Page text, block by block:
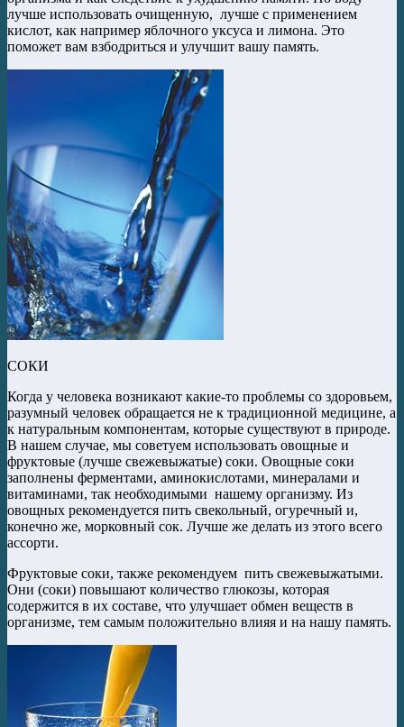
лучше использовать очищенную, лучше с применением
кислот, как например яблочного уксуса и лимона. Это
поможет вам взбодриться и улучшит вашу память.
СОКИ
Когда у человека возникают какие-то проблемы со здоровьем,
разумный человек обращается не к традиционной медицине, а
к натуральным компонентам, которые существуют в природе.
В нашем случае, мы советуем использовать овощные и
фруктовые (лучше свежевыжатые) соки. Овощные соки
заполнены ферментами, аминокислотами, минералами и
витаминами, так необходимыми нашему организму. Из
овощных рекомендуется пить свекольный, огуречный и,
конечно же, морковный сок. Лучше же делать из этого всего
ассорти.
Фруктовые соки, также рекомендуем пить свежевыжатыми.
Они (соки) повышают количество глюкозы, которая
содержится в их составе, что улучшает обмен веществ в
организме, тем самым положительно влияя и на нашу память.